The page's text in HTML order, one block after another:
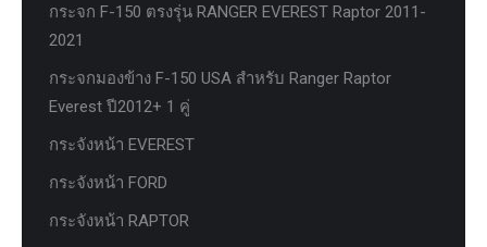
กระจก F-150 ตรงรุ่น RANGER EVEREST Raptor 2011-
2021
กระจกมองข้าง F-150 USA สำหรับ Ranger Raptor
Everest ปี2012+ 1 คู่
กระจังหน้า EVEREST
กระจังหน้า FORD
กระจังหน้า RAPTOR